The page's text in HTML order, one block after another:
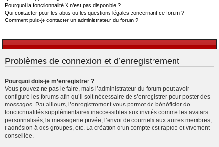
Pourquoi la fonctionnalité X n’est pas disponible ?
Qui contacter pour les abus ou les questions légales concernant ce forum ?
Comment puis-je contacter un administrateur du forum ?
Problèmes de connexion et d’enregistrement
Pourquoi dois-je m’enregistrer ?
Vous pouvez ne pas le faire, mais l’administrateur du forum peut avoir
configuré les forums afin qu’il soit nécessaire de s’enregistrer pour poster des
messages. Par ailleurs, l’enregistrement vous permet de bénéficier de
fonctionnalités supplémentaires inaccessibles aux invités comme les avatars
personnalisés, la messagerie privée, l’envoi de courriels aux autres membres,
l’adhésion à des groupes, etc. La création d’un compte est rapide et vivement
conseillée.